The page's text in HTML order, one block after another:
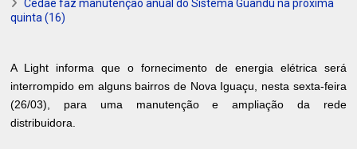
Cedae faz manutenção anual do Sistema Guandu na próxima
quinta (16)
A Light informa que o fornecimento de energia elétrica será
interrompido em alguns bairros de Nova Iguaçu, nesta sexta-feira
(26/03), para uma manutenção e ampliação da rede
distribuidora.